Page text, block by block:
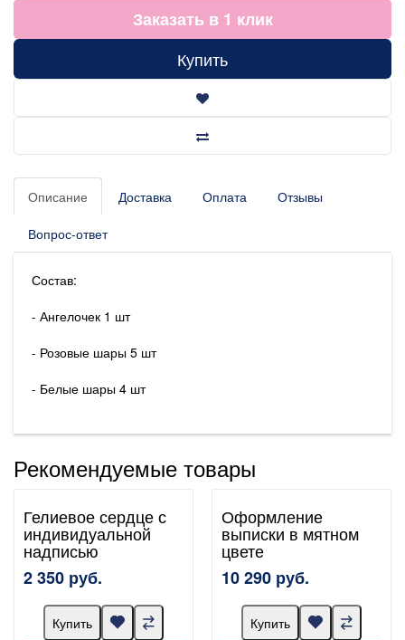
Заказать в 1 клик
Купить
Описание Доставка Оплата Отзывы
Вопрос-ответ
Состав:
- Ангелочек 1 шт
- Розовые шары 5 шт
- Белые шары 4 шт
Рекомендуемые товары
Гелиевое сердце с
индивидуальной
надписью
2 350 руб.
Купить
Оформление
выписки в мятном
цвете
10 290 руб.
Купить